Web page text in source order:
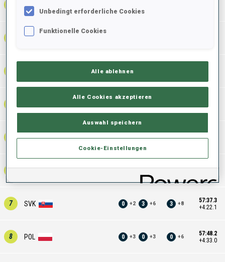
ITA
GER
0 +2
+3:05.8
CZE 1 +3 0 +2 1 +5
57:19.1
+4:03.9
6 SLO 2 2 4
57:32.6
7 SVK 0 +2 3 +6 3 +8
57:37.3
+4:22.1
8 POL 0 +3 0 +3 0 +6
57:48.2
+4:33.0
Unbedingt erforderliche Cookies
Funktionelle Cookies
Alle ablehnen
Alle Cookies akzeptieren
Auswahl speichern
Cookie-Einstellungen